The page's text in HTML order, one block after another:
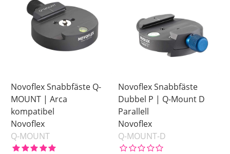
Novoflex Snabbfäste Q-
MOUNT | Arca
kompatibel
Novoflex
Q-MOUNT
Novoflex Snabbfäste
Dubbel P | Q-Mount D
Parallell
Novoflex
Q-MOUNT-D